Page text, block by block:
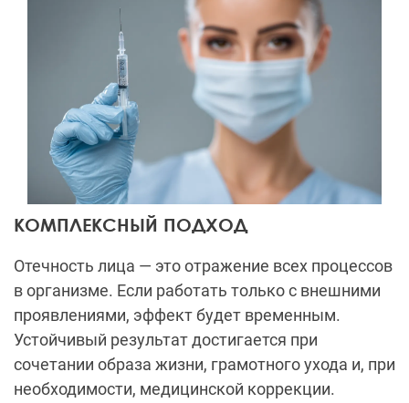
КОМПЛЕКСНЫЙ ПОДХОД
Отечность лица — это отражение всех процессов
в организме. Если работать только с внешними
проявлениями, эффект будет временным.
Устойчивый результат достигается при
сочетании образа жизни, грамотного ухода и, при
необходимости, медицинской коррекции.